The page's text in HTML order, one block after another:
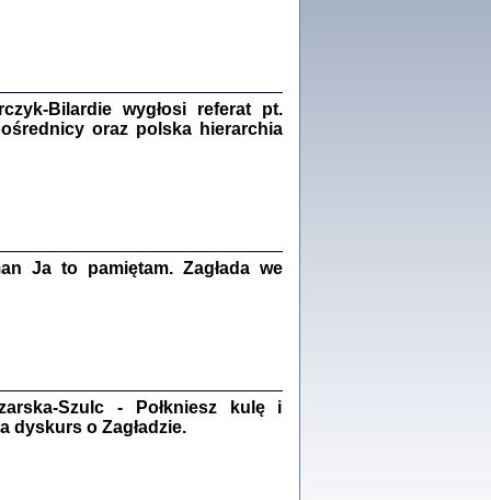
Bilardie wygłosi referat pt.
oraz polska hierarchia
Ja to pamiętam. Zagłada we
Szulc - Połkniesz kulę i
dyskurs o Zagładzie.